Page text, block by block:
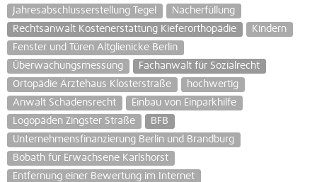
Jahresabschlusserstellung Tegel
Nacherfüllung
Rechtsanwalt Kostenerstattung Kieferorthopädie
Kindern
Fenster und Türen Altglienicke Berlin
Überwachungsmessung
Fachanwalt für Sozialrecht
Ortopädie Ärztehaus Klosterstraße
hochwertig
Anwalt Schadensrecht
Einbau von Einparkhilfe
Logopäden Zingster Straße
BFB
Unternehmensfinanzierung Berlin und Brandburg
Bobath für Erwachsene Karlshorst
Entfernung einer Bewertung im Internet